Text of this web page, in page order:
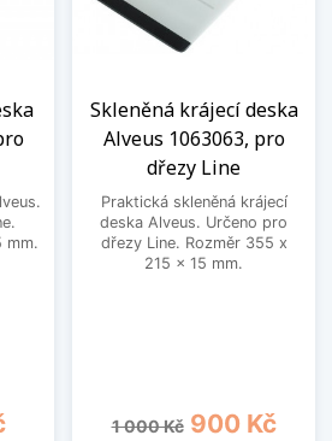
mm.
Skleněná krájecí deska
Alveus 1063063, pro
dřezy Line
Praktická skleněná krájecí
deska Alveus. Určeno pro
dřezy Line. Rozměr 355 x
215 x 15 mm.
Běžná cena
1 000 Kč Cena
900 Kč